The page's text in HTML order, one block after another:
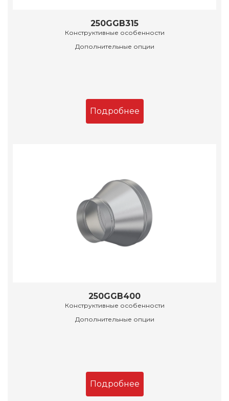
250GGB315
Конструктивные особенности
Дополнительные опции
Подробнее
250GGB400
Конструктивные особенности
Дополнительные опции
Подробнее